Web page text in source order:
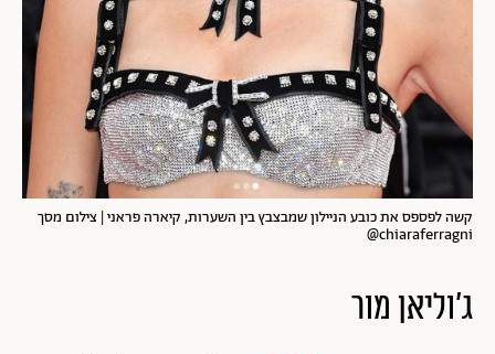
קשה לפספס את כובע הניילון שמבצבץ בין השערות, קיארה פראני | צילום מסך
chiaraferragni@
ג'וליאן מור